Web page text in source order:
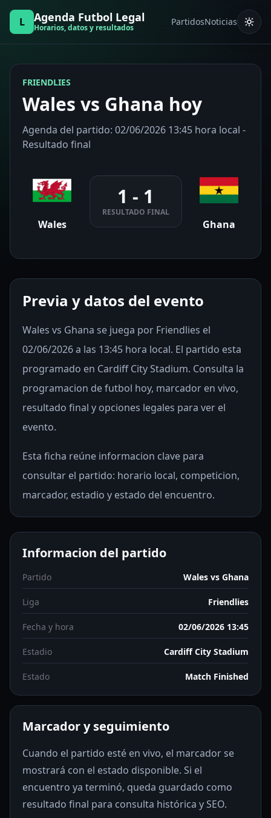
L Agenda Futbol Legal
Horarios, datos y resultados
PartidosNoticias
FRIENDLIES
Wales vs Ghana hoy
Agenda del partido: 02/06/2026 13:45 hora local -
Resultado final
Wales
1 - 1
RESULTADO FINAL
Ghana
Previa y datos del evento
Wales vs Ghana se juega por Friendlies el
02/06/2026 a las 13:45 hora local. El partido esta
programado en Cardiff City Stadium. Consulta la
programacion de futbol hoy, marcador en vivo,
resultado final y opciones legales para ver el
evento.
Esta ficha reúne informacion clave para
consultar el partido: horario local, competicion,
marcador, estadio y estado del encuentro.
Informacion del partido
Partido Wales vs Ghana
Liga Friendlies
Fecha y hora 02/06/2026 13:45
Estadio Cardiff City Stadium
Estado Match Finished
Marcador y seguimiento
Cuando el partido esté en vivo, el marcador se
mostrará con el estado disponible. Si el
encuentro ya terminó, queda guardado como
resultado final para consulta histórica y SEO.